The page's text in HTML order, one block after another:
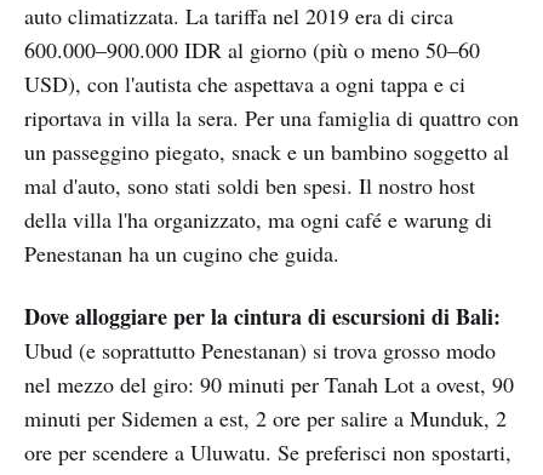
auto climatizzata. La tariffa nel 2019 era di circa
600.000–900.000 IDR al giorno (più o meno 50–60
USD), con l'autista che aspettava a ogni tappa e ci
riportava in villa la sera. Per una famiglia di quattro con
un passeggino piegato, snack e un bambino soggetto al
mal d'auto, sono stati soldi ben spesi. Il nostro host
della villa l'ha organizzato, ma ogni café e warung di
Penestanan ha un cugino che guida.
Dove alloggiare per la cintura di escursioni di Bali:
Ubud (e soprattutto Penestanan) si trova grosso modo
nel mezzo del giro: 90 minuti per Tanah Lot a ovest, 90
minuti per Sidemen a est, 2 ore per salire a Munduk, 2
ore per scendere a Uluwatu. Se preferisci non spostarti,